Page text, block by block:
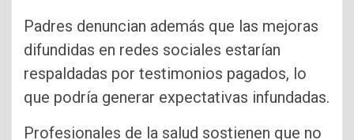
Padres denuncian además que las mejoras
difundidas en redes sociales estarían
respaldadas por testimonios pagados, lo
que podría generar expectativas infundadas.
Profesionales de la salud sostienen que no